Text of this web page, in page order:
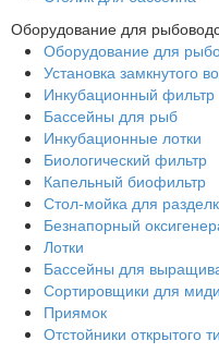
Оборудование для
Оборудование для
Установка замкнутого
Инкубационный фильтр
Бассейны для рыб
Инкубационные лотки
Биологический фильтр
Капельный биофильтр
Стол-мойка для
Безнапорный
Лотки
Бассейны для
Сортировщики для
Приямок
Отстойники открытого